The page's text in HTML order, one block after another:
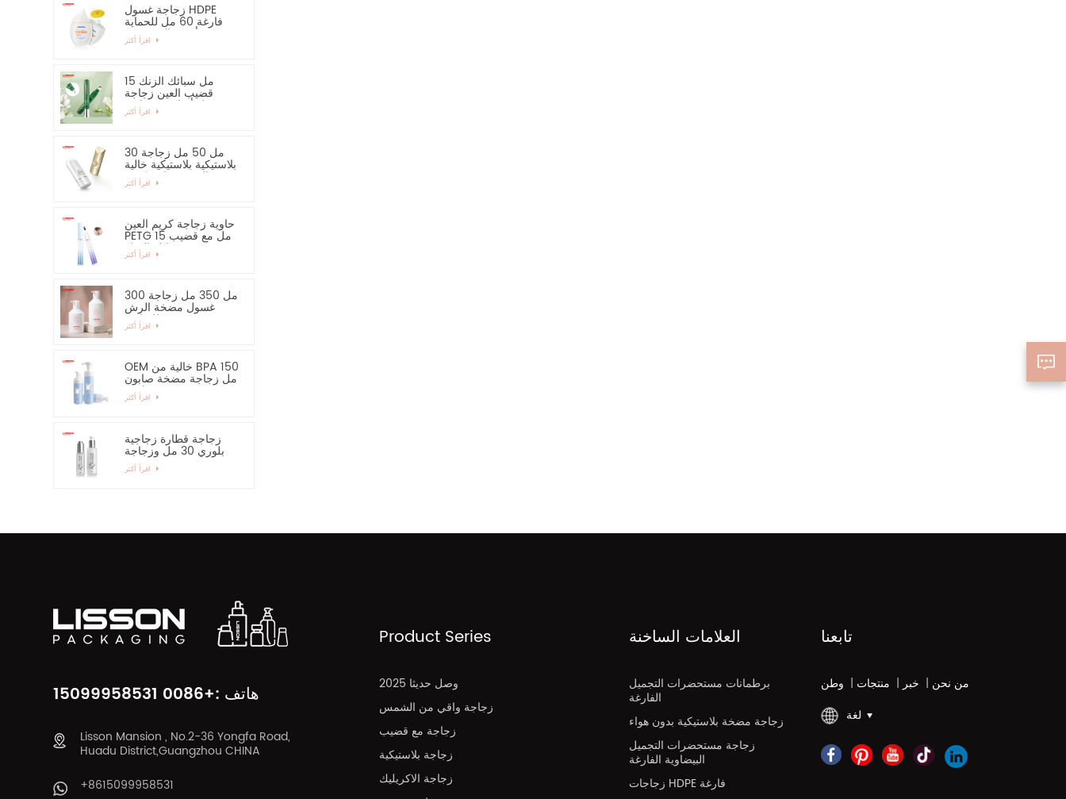
زجاجة غسول HDPE
فارغة 60 مل للحماية
من أشعة الشمس -
نوصي بشدة
15 مل سبائك الزنك
قضيب العين زجاجة
مصل أساسي وحاوية
30 مل 50 مل زجاجة
بلاستيكية بلاستيكية خالية
من الرش زجاجة كريم
اليد واقية من الشمس
حاوية زجاجة كريم العين
PETG 15 مل مع قضيب
سبائك الزنك
300 مل 350 مل زجاجة
غسول مضخة الرش
للشامبو
OEM خالية من BPA 150
مل زجاجة مضخة صابون
رغوية فارغة
زجاجة قطارة زجاجية
بلوري 30 مل وزجاجة
رذاذ زجاجية بمضخة 60
مل
هاتف :+0086 15099958531
Lisson Mansion , No.2-36 Yongfa Road,
Huadu District,Guangzhou CHINA
+8615099958531
Product Series
2025 وصل حديثا
زجاجة واقي من الشمس
زجاجة مع قضيب
زجاجة بلاستيكية
زجاجة الاكريليك
العلامات الساخنة
برطمانات مستحضرات التجميل
الفارغة
زجاجة مضخة بلاستيكية بدون هواء
زجاجة مستحضرات التجميل
البيضاوية الفارغة
زجاجات HDPE فارغة
تابعنا
وطن | منتجات | خبر | من نحن
لغة